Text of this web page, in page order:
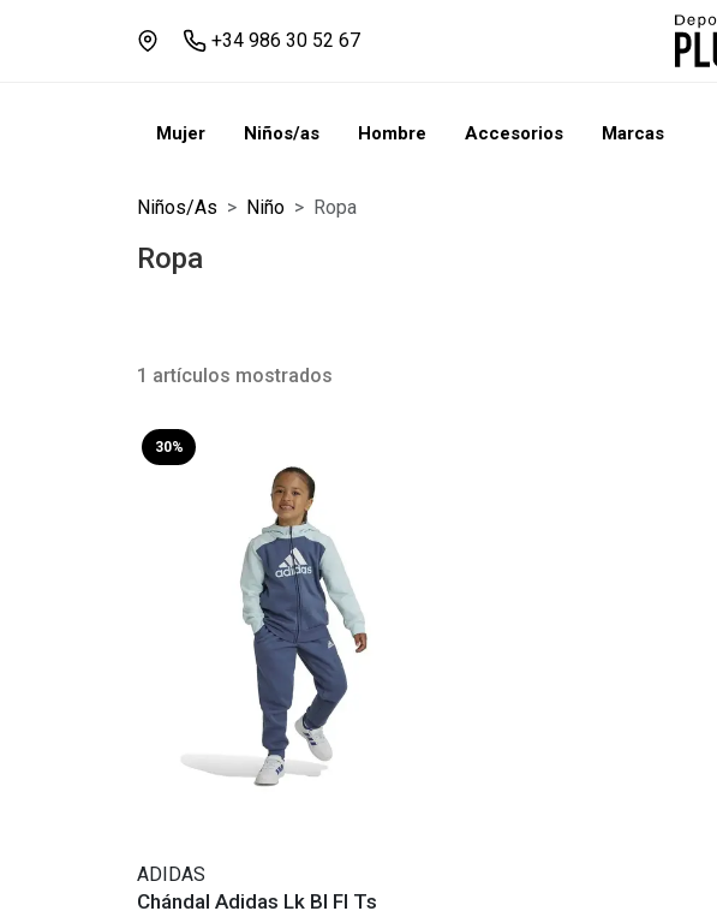
+34 986 30 52 67
Mujer Niños/as Hombre Accesorios Marcas
Niños/as Niño Ropa
Ropa
1 artículos mostrados
30%
ADIDAS
Chándal Adidas Lk Bl Fl Ts